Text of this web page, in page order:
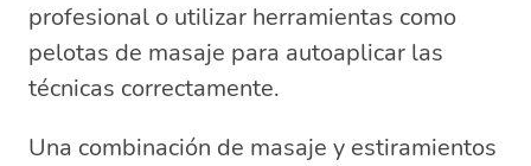
profesional o utilizar herramientas como
pelotas de masaje para autoaplicar las
técnicas correctamente.
Una combinación de masaje y estiramientos